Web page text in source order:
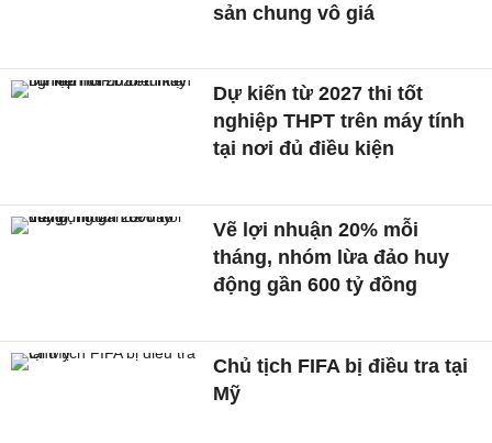
sản chung vô giá ​
Dự kiến từ 2027 thi tốt
nghiệp THPT trên máy tính
tại nơi đủ điều kiện
Vẽ lợi nhuận 20% mỗi
tháng, nhóm lừa đảo huy
động gần 600 tỷ đồng
Chủ tịch FIFA bị điều tra tại
Mỹ